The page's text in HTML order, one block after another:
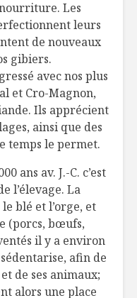
Les
leurs
de nouveaux
gibiers.
avec nos plus
et Cro-Magnon,
Ils apprécient
ainsi que des
temps le permet.
ans av. J.-C. c’est
l’élevage. La
blé et l’orge, et
(porcs, bœufs,
il y a environ
sédentarise, afin de
de ses animaux;
alors une place